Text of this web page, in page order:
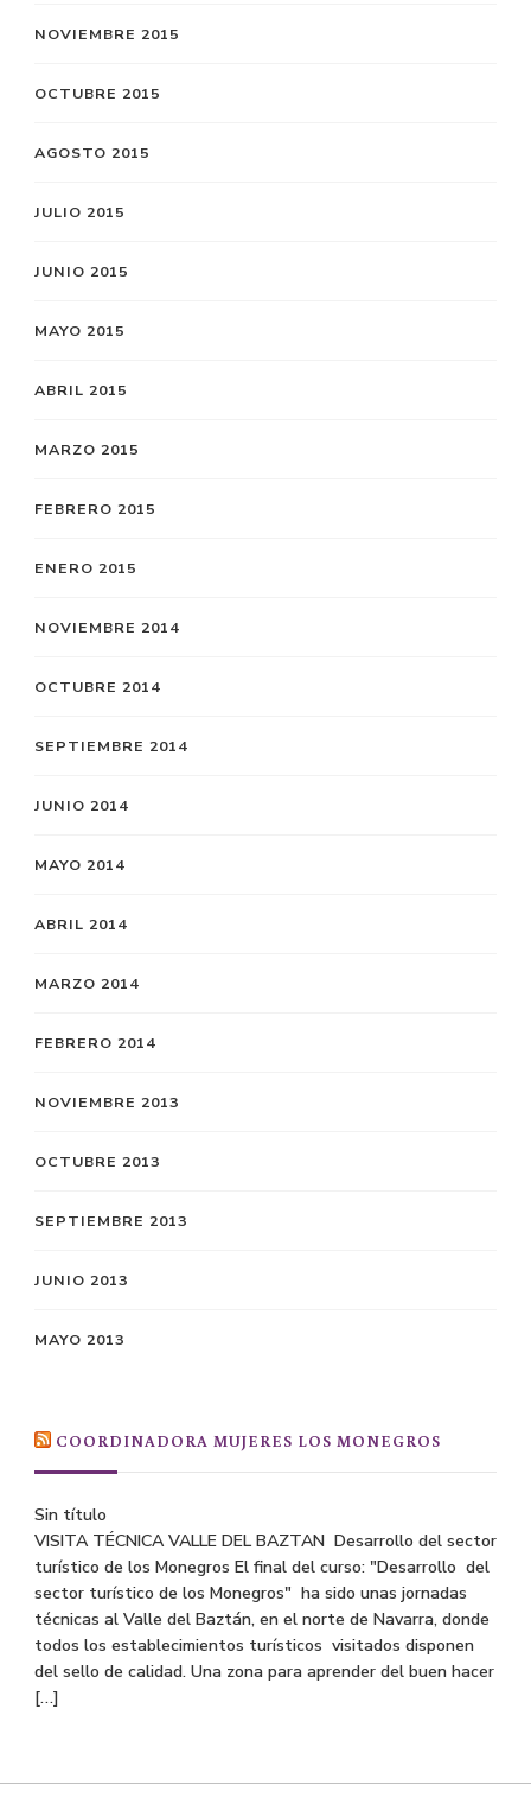
NOVIEMBRE 2015
OCTUBRE 2015
AGOSTO 2015
JULIO 2015
JUNIO 2015
MAYO 2015
ABRIL 2015
MARZO 2015
FEBRERO 2015
ENERO 2015
NOVIEMBRE 2014
OCTUBRE 2014
SEPTIEMBRE 2014
JUNIO 2014
MAYO 2014
ABRIL 2014
MARZO 2014
FEBRERO 2014
NOVIEMBRE 2013
OCTUBRE 2013
SEPTIEMBRE 2013
JUNIO 2013
MAYO 2013
COORDINADORA MUJERES LOS MONEGROS
Sin título
VISITA TÉCNICA VALLE DEL BAZTAN Desarrollo del sector
turístico de los Monegros El final del curso: "Desarrollo del
sector turístico de los Monegros" ha sido unas jornadas
técnicas al Valle del Baztán, en el norte de Navarra, donde
todos los establecimientos turísticos visitados disponen
del sello de calidad. Una zona para aprender del buen hacer
[…]